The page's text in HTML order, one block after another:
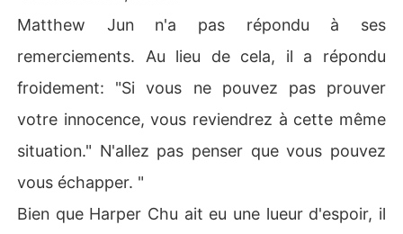
Matthew Jun n'a pas répondu à ses
remerciements. Au lieu de cela, il a répondu
froidement: "Si vous ne pouvez pas prouver
votre innocence, vous reviendrez à cette même
situation." N'allez pas penser que vous pouvez
vous échapper. "
Bien que Harper Chu ait eu une lueur d'espoir, il